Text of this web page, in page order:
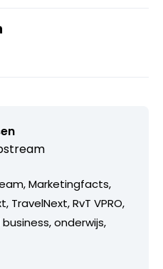
Marketingfacts,
TravelNext, RvT VPRO,
onderwijs,